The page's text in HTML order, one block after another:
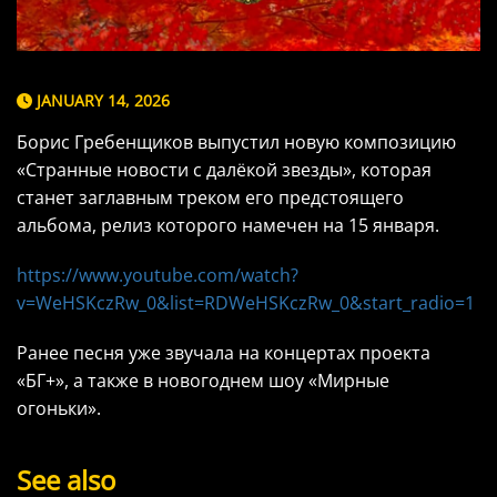
JANUARY 14, 2026
Борис Гребенщиков выпустил новую композицию
«Странные новости с далёкой звезды», которая
станет заглавным треком его предстоящего
альбома, релиз которого намечен на 15 января.
https://www.youtube.com/watch?
v=WeHSKczRw_0&list=RDWeHSKczRw_0&start_radio=1
Ранее песня уже звучала на концертах проекта
«БГ+», а также в новогоднем шоу «Мирные
огоньки».
See also